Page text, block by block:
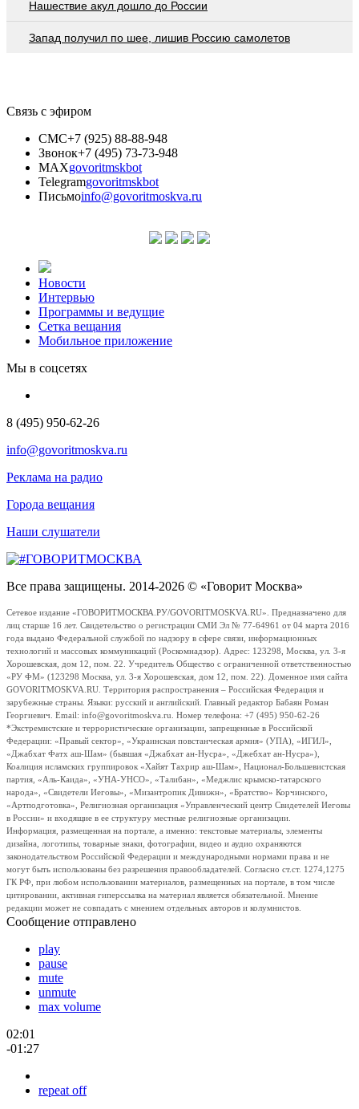
Нашествие акул дошло до России
Запад получил по шее, лишив Россию самолетов
Связь с эфиром
СМС+7 (925) 88-88-948
Звонок+7 (495) 73-73-948
MAXgovoritmskbot
Telegramgovoritmskbot
Письмоinfo@govoritmoskva.ru
Новости
Интервью
Программы и ведущие
Сетка вещания
Мобильное приложение
Мы в соцсетях
8 (495) 950-62-26
info@govoritmoskva.ru
Реклама на радио
Города вещания
Наши слушатели
Все права защищены. 2014-2026 © «Говорит Москва»
Сетевое издание «ГОВОРИТМОСКВА.РУ/GOVORITMOSKVA.RU». Предназначено для
лиц старше 16 лет. Свидетельство о регистрации СМИ Эл № 77-64961 от 04 марта 2016
года выдано Федеральной службой по надзору в сфере связи, информационных
технологий и массовых коммуникаций (Роскомнадзор). Адрес: 123298, Москва, ул. 3-я
Хорошевская, дом 12, пом. 22. Учредитель Общество с ограниченной ответственностью
«РУ ФМ» (123298 Москва, ул. 3-я Хорошевская, дом 12, пом. 22). Доменное имя сайта
GOVORITMOSKVA.RU. Территория распространения – Российская Федерация и
зарубежные страны. Языки: русский и английский. Главный редактор Бабаян Роман
Георгиевич. Email: info@govoritmoskva.ru. Номер телефона: +7 (495) 950-62-26
*Экстремистские и террористические организации, запрещенные в Российской
Федерации: «Правый сектор», «Украинская повстанческая армия» (УПА), «ИГИЛ»,
«Джабхат Фатх аш-Шам» (бывшая «Джабхат ан-Нусра», «Джебхат ан-Нусра»),
Коалиция исламских группировок «Хайят Тахрир аш-Шам», Национал-Большевистская
партия, «Аль-Каида», «УНА-УНСО», «Талибан», «Меджлис крымско-татарского
народа», «Свидетели Иеговы», «Мизантропик Дивижн», «Братство» Корчинского,
«Артподготовка», Религиозная организация «Управленческий центр Свидетелей Иеговы
в России» и входящие в ее структуру местные религиозные организации.
Информация, размещенная на портале, а именно: текстовые материалы, элементы
дизайна, логотипы, товарные знаки, фотографии, видео и аудио охраняются
законодательством Российской Федерации и международными нормами права и не
могут быть использованы без разрешения правообладателей. Согласно ст.ст. 1274,1275
ГК РФ, при любом использовании материалов, размещенных на портале, в том числе
цитировании, активная гиперссылка на материал является обязательной. Мнение
редакции может не совпадать с мнением отдельных авторов и колумнистов.
Сообщение отправлено
play
pause
mute
unmute
max volume
02:01
-01:27
repeat off